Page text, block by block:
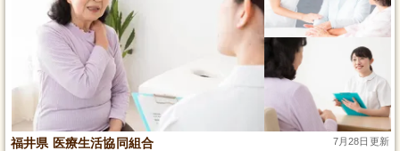
福井県 医療生活協同組合 7月28日更新